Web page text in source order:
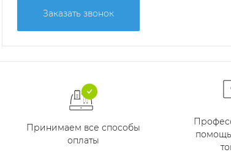
Заказать звонок
Принимаем все способы
оплаты